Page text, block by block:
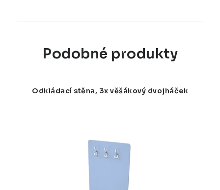
Podobné produkty
Odkládací stěna, 3x věšákový dvojháček